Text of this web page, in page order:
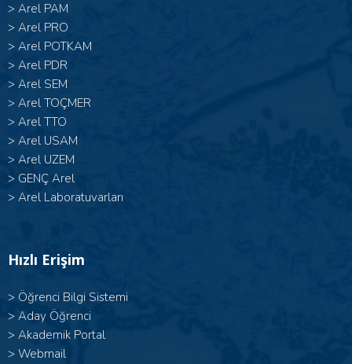
> Arel PAM
> Arel PRO
> Arel POTKAM
> Arel PDR
> Arel SEM
> Arel TOÇMER
> Arel TTO
> Arel USAM
> Arel UZEM
> GENÇ Arel
> Arel Laboratuvarları
Hızlı Erişim
> Öğrenci Bilgi Sistemi
> Aday Öğrenci
> Akademik Portal
> Webmail